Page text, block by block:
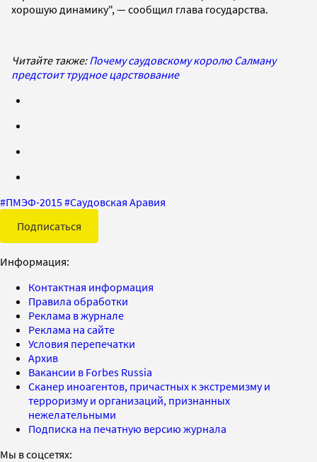
хорошую динамику", — сообщил глава государства.
Читайте также:Почему саудовскому королю Салману
предстоит трудное царствование
#ПМЭФ-2015#Саудовская Аравия
Подписаться
Информация:
Контактная информация
Правила обработки
Реклама в журнале
Реклама на сайте
Условия перепечатки
Архив
Вакансии в Forbes Russia
Сканер иноагентов, причастных к экстремизму и
терроризму и организаций, признанных
нежелательными
Подписка на печатную версию журнала
Мы в соцсетях: